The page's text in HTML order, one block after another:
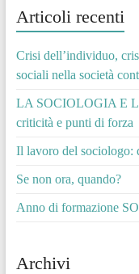
Articoli recenti
Crisi dell’individuo,
sociali nella società
LA SOCIOLOGIA E
criticità e punti di forza
Il lavoro del sociologo:
Se non ora, quando?
Anno di formazione
Archivi